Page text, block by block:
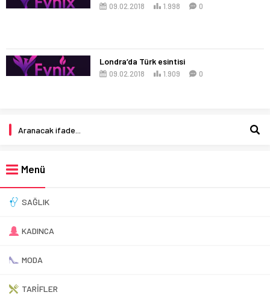
09.02.2018 1.998 0
Londra‘da Türk esintisi
09.02.2018 1.909 0
Menü
SAĞLIK
KADINCA
MODA
TARIFLER